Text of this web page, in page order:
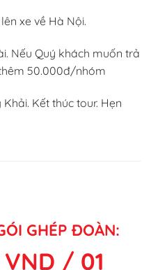
xe về Hà Nội.
Nếu Quý khách muốn trả
50.000đ/nhóm
Kết thúc tour. Hẹn
GHÉP ĐOÀN:
/ 01